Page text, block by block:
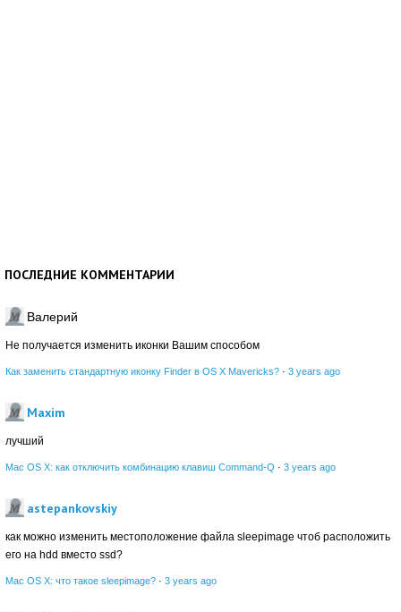
ПОСЛЕДНИЕ КОММЕНТАРИИ
Валерий
Не получается изменить иконки Вашим способом
Как заменить стандартную иконку Finder в OS X Mavericks? · 3 years ago
Maxim
лучший
Mac OS X: как отключить комбинацию клавиш Command-Q · 3 years ago
astepankovskiy
как можно изменить местоположение файла sleepimage чтоб расположить
его на hdd вместо ssd?
Mac OS X: что такое sleepimage? · 3 years ago